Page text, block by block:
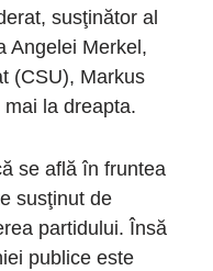
susţinător al
Angelei Merkel,
(CSU), Markus
la dreapta.
se află în fruntea
susţinut de
partidului. Însă
publice este